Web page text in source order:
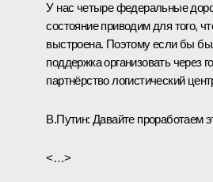
У нас четыре федеральные
состояние приводим для того,
выстроена. Поэтому если бы
поддержка организовать через
партнёрство логистический
В.Путин: Давайте проработаем
<…>